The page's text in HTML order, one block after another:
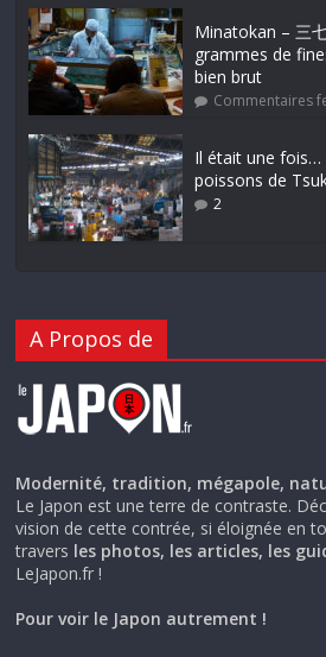
Minatokan – 三
grammes de
bien brut
Commentaires
Il était une fois…
poissons de
2
A Propos de
Modernité, tradition, mégapole,
Le Japon est une terre de contraste.
vision de cette contrée, si éloignée en
travers les photos, les articles, les
LeJapon.fr !
Pour voir le Japon autrement !